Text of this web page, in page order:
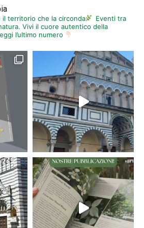
Giorgio – Via Pertini –
Infanzia e città –
.
Giorgio –Martedì in gioco– Per ritrovarsi
e giocare liberamente con i giochi da
16.30 – Biblioteca San Giorgio – Auditorium
e città –“Il bello di raccontare”–
e genitori conMarco Dallari–
Sarà rilasciato un attestato di
Mauro Bolognini – PADIGLIONE 6 – da
il territorio che la circonda
Eventi tra
Vivi il cuore autentico della
l’ultimo numero